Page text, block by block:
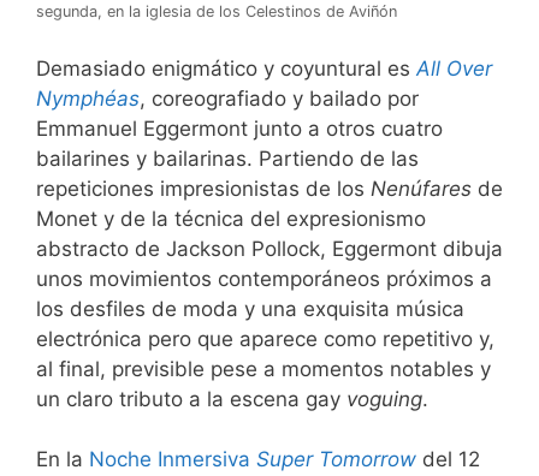
segunda, en la iglesia de los Celestinos de Aviñón
Demasiado enigmático y coyuntural es All Over
Nymphéas, coreografiado y bailado por
Emmanuel Eggermont junto a otros cuatro
bailarines y bailarinas. Partiendo de las
repeticiones impresionistas de los Nenúfares de
Monet y de la técnica del expresionismo
abstracto de Jackson Pollock, Eggermont dibuja
unos movimientos contemporáneos próximos a
los desfiles de moda y una exquisita música
electrónica pero que aparece como repetitivo y,
al final, previsible pese a momentos notables y
un claro tributo a la escena gay voguing.
En la Noche Inmersiva Super Tomorrow del 12